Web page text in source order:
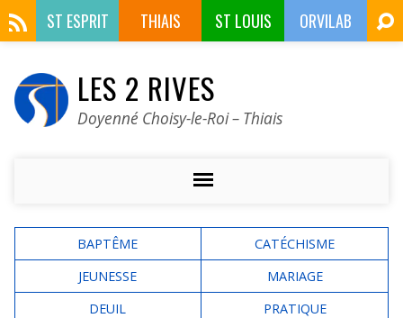
ST ESPRIT THIAIS ST LOUIS ORVILAB
LES 2 RIVES
Doyenné Choisy-le-Roi – Thiais
BAPTÊME
CATÉCHISME
JEUNESSE
MARIAGE
DEUIL
PRATIQUE